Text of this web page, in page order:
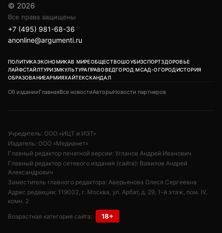
© 2026
Все права защищены
+7 (495) 981-68-36
anonline@argumenti.ru
ПОЛИТИКАЭКОНОМИКАВ МИРЕОБЩЕСТВОШОУБИЗСПОРТЗДОРОВЬЕ
ЛАЙФСТАЙЛТУРИЗМКУЛЬТУРАПРАВОВЕДГОРОД МСАД-ОГОРОДИСТОРИЯ
ОБРАЗОВАНИЕАРМИЯХАЙТЕКСКАНДАЛ
Об изданииГлавнаяВсе новостиАвторыНовости партнеров
Учредитель: ООО «ИЦТ и ИЭТ»
Издатель: ООО «Медианет»
Главный редактор печатной версии: Угланов Андрей Иванович
Главный редактор сетевого издания (сайта): Вавилов Андрей
Александрович
Заместитель главного редактора: Аверьянова Олеся Сергеевна
Адрес редакции: 119002, г. Москва, ул. Арбат, д. 29, 1-й этаж, пом. IV,
комн. 2
Возрастная категория сайта: 18+